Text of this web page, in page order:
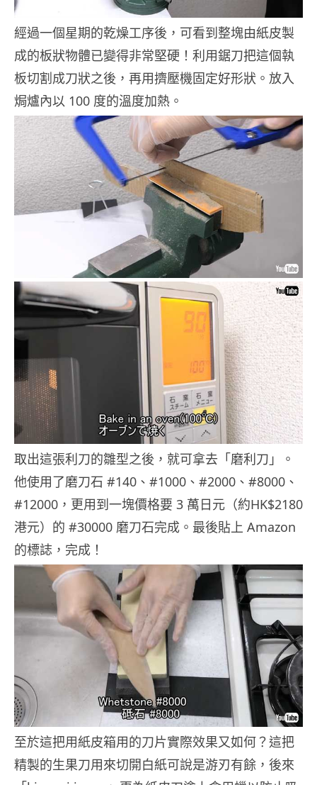
經過一個星期的乾燥工序後，可看到整塊由紙皮製
成的板狀物體已變得非常堅硬！利用鋸刀把這個執
板切割成刀狀之後，再用擠壓機固定好形狀。放入
焗爐內以 100 度的溫度加熱。
取出這張利刀的雛型之後，就可拿去「磨利刀」。
他使用了磨刀石 #140、#1000、#2000、#8000、
#12000，更用到一塊價格要 3 萬日元（約HK$2180
港元）的 #30000 磨刀石完成。最後貼上 Amazon
的標誌，完成！
至於這把用紙皮箱用的刀片實際效果又如何？這把
精製的生果刀用來切開白紙可說是游刃有餘，後來